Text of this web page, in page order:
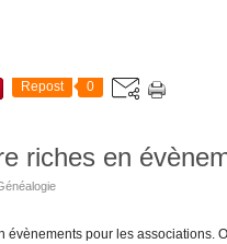
Repost 0
riches en
pour les associations.